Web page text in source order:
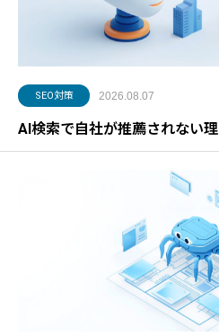
SEO対策 2026.08.07
AI検索で自社が推薦されない